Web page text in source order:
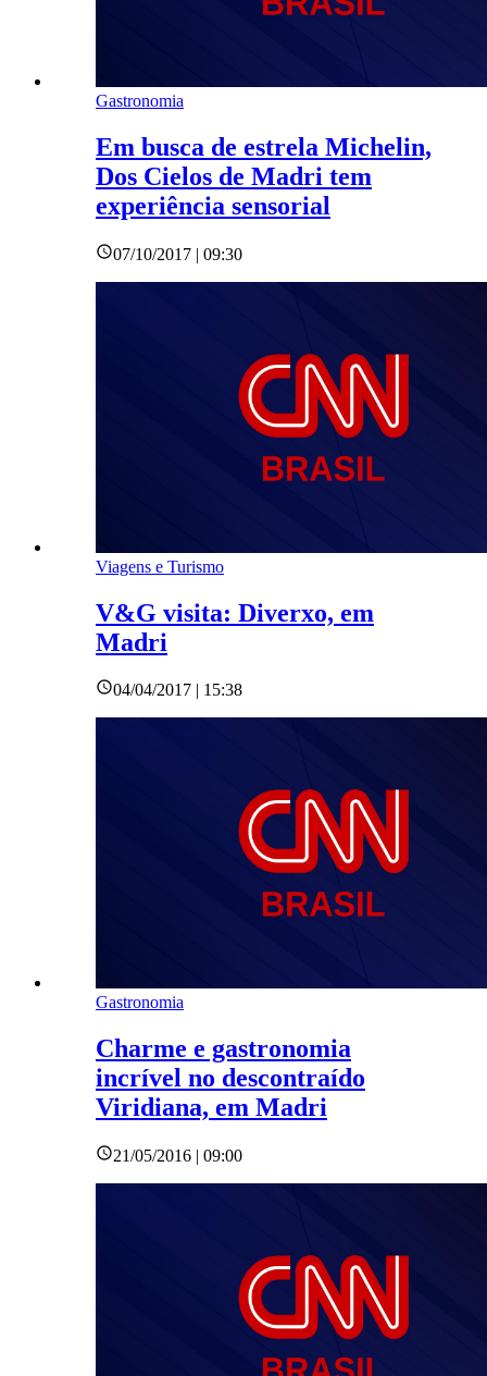
Gastronomia
Em busca de estrela Michelin,
Dos Cielos de Madri tem
experiência sensorial
07/10/2017 | 09:30
Viagens e Turismo
V&G visita: Diverxo, em
Madri
04/04/2017 | 15:38
Gastronomia
Charme e gastronomia
incrível no descontraído
Viridiana, em Madri
21/05/2016 | 09:00